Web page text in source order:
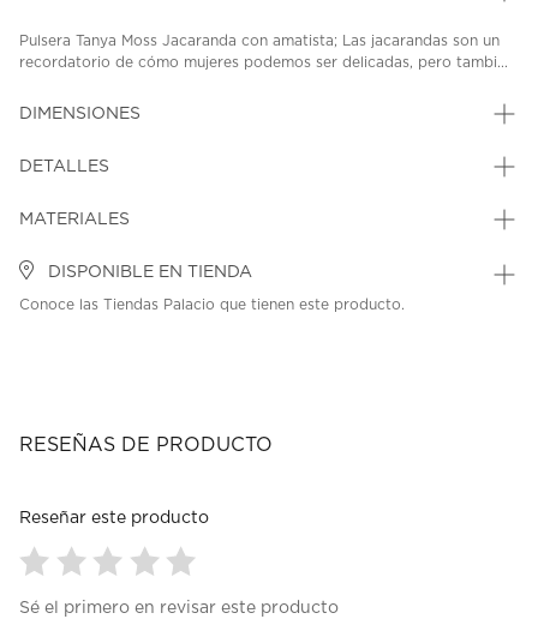
Pulsera Tanya Moss Jacaranda con amatista; Las jacarandas son un
recordatorio de cómo mujeres podemos ser delicadas, pero tambi...
DIMENSIONES
DETALLES
MATERIALES
DISPONIBLE EN TIENDA
Conoce las Tiendas Palacio que tienen este producto.
RESEÑAS DE PRODUCTO
Reseñar este producto
paraparaparaparapara
Sé el primero en revisar este producto